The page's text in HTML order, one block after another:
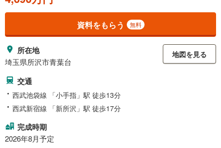
資料をもらう 無料
所在地
埼玉県所沢市青葉台
地図を見る
交通
西武池袋線 「小手指」駅 徒歩13分
西武新宿線 「新所沢」駅 徒歩17分
完成時期
2026年8月予定